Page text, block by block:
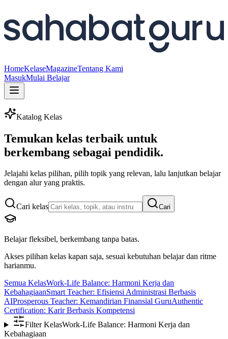
HomeKelaseMagazineTentang Kami
MasukMulai Belajar
Katalog Kelas
Temukan kelas terbaik untuk
berkembang sebagai pendidik.
Jelajahi kelas pilihan, pilih topik yang relevan, lalu lanjutkan belajar
dengan alur yang praktis.
Cari kelas Cari
Belajar fleksibel, berkembang tanpa batas.
Akses pilihan kelas kapan saja, sesuai kebutuhan belajar dan ritme
harianmu.
Semua KelasWork-Life Balance: Harmoni Kerja dan
KebahagiaanSmart Teacher: Efisiensi Administrasi Berbasis
AIProsperous Teacher: Kemandirian Finansial GuruAuthentic
Certification: Karir Berbasis Kompetensi
Filter KelasWork-Life Balance: Harmoni Kerja dan
Kebahagiaan